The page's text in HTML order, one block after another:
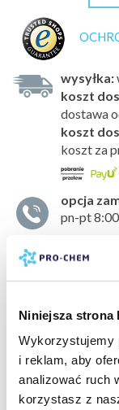
Niniejsza strona
Wykorzystujemy
i reklam, aby
analizować ruch
korzystasz z
wysyłka:
koszt
dostawa
koszt
koszt za
opcja
pn-pt
Odświeżacz
jako środek
do
samochodzie czy
Nie zostawia
Kompozycja
Ciepła, przytulna
bezpieczeństwo: